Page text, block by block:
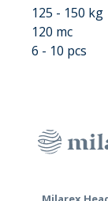
125 - 150 kg
120 mc
6 - 10 pcs